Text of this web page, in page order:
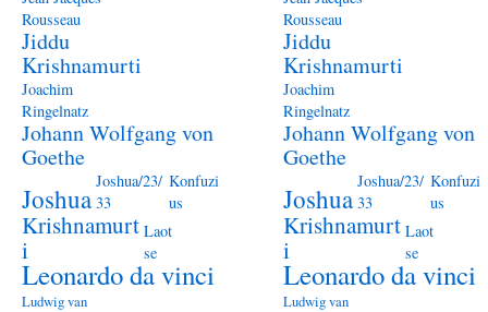
Rousseau
Jiddu
Krishnamurti
Joachim
Ringelnatz
Johann Wolfgang von
Goethe
Joshua
Joshua/23/
33
Konfuzi
us
Krishnamurt
i
Laot
se
Leonardo da vinci
Ludwig van
Rousseau
Jiddu
Krishnamurti
Joachim
Ringelnatz
Johann Wolfgang von
Goethe
Joshua
Joshua/23/
33
Konfuzi
us
Krishnamurt
i
Laot
se
Leonardo da vinci
Ludwig van